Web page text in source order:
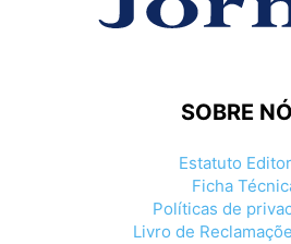
SOBRE
Estatuto
Ficha
Políticas de
Livro de